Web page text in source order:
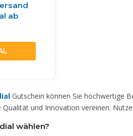
ab
Gutschein können Sie hochwertige
und Innovation vereinen.
wählen?